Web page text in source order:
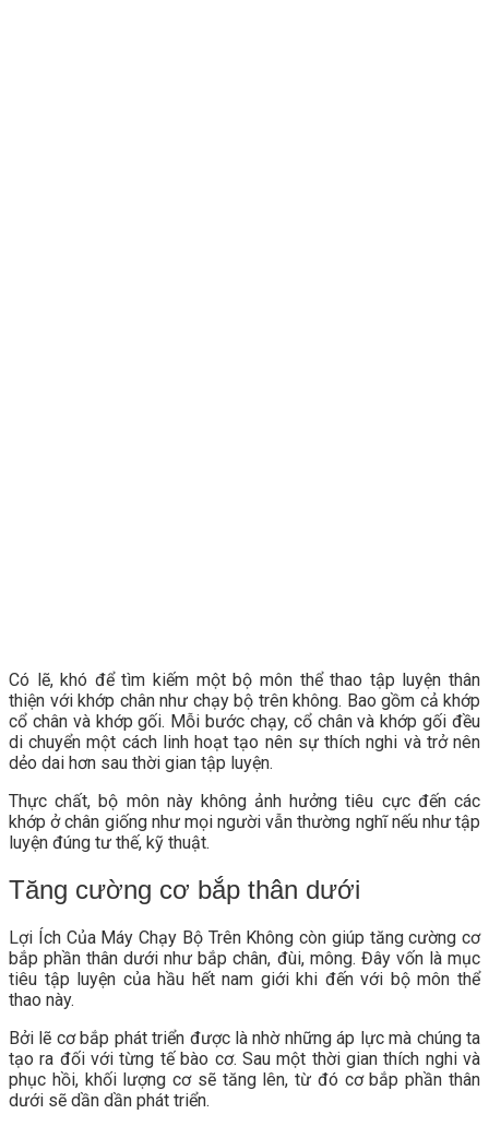
Có lẽ, khó để tìm kiếm một bộ môn thể thao tập luyện thân
thiện với khớp chân như chạy bộ trên không. Bao gồm cả khớp
cổ chân và khớp gối. Mỗi bước chạy, cổ chân và khớp gối đều
di chuyển một cách linh hoạt tạo nên sự thích nghi và trở nên
dẻo dai hơn sau thời gian tập luyện.
Thực chất, bộ môn này không ảnh hưởng tiêu cực đến các
khớp ở chân giống như mọi người vẫn thường nghĩ nếu như tập
luyện đúng tư thế, kỹ thuật.
Tăng cường cơ bắp thân dưới
Lợi Ích Của Máy Chạy Bộ Trên Không còn giúp tăng cường cơ
bắp phần thân dưới như bắp chân, đùi, mông. Đây vốn là mục
tiêu tập luyện của hầu hết nam giới khi đến với bộ môn thể
thao này.
Bởi lẽ cơ bắp phát triển được là nhờ những áp lực mà chúng ta
tạo ra đối với từng tế bào cơ. Sau một thời gian thích nghi và
phục hồi, khối lượng cơ sẽ tăng lên, từ đó cơ bắp phần thân
dưới sẽ dần dần phát triển.